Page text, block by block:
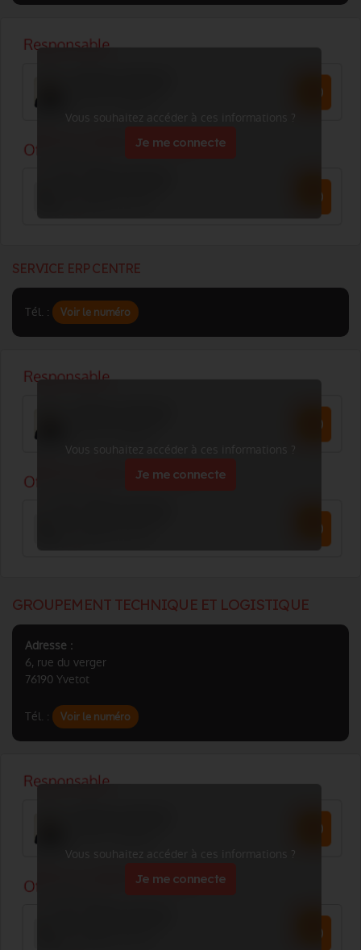
Vous souhaitez accéder à ces informations ?
Je me connecte
SERVICE ERP CENTRE
Tél. : Voir le numéro
Vous souhaitez accéder à ces informations ?
Je me connecte
GROUPEMENT TECHNIQUE ET LOGISTIQUE
Adresse :
6, rue du verger
76190 Yvetot
Tél. : Voir le numéro
Vous souhaitez accéder à ces informations ?
Je me connecte